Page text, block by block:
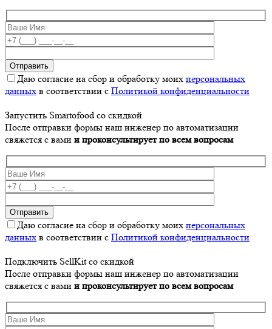
Даю согласие на сбор и обработку моих персональных
данных в соответствии с Политикой конфиденциальности
Запустить Smartofood со скидкой
После отправки формы наш инженер по автоматизации
свяжется с вами и проконсультирует по всем вопросам
Даю согласие на сбор и обработку моих персональных
данных в соответствии с Политикой конфиденциальности
Подключить SellKit со скидкой
После отправки формы наш инженер по автоматизации
свяжется с вами и проконсультирует по всем вопросам